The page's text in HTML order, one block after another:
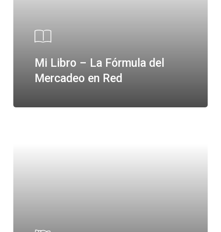
Mi Libro – La Fórmula del
Mercadeo en Red